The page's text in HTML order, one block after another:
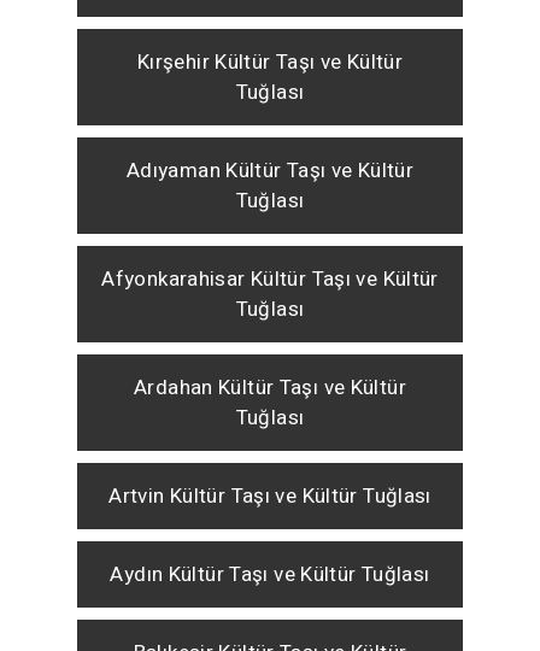
Kırşehir Kültür Taşı ve Kültür
Tuğlası
Adıyaman Kültür Taşı ve Kültür
Tuğlası
Afyonkarahisar Kültür Taşı ve Kültür
Tuğlası
Ardahan Kültür Taşı ve Kültür
Tuğlası
Artvin Kültür Taşı ve Kültür Tuğlası
Aydın Kültür Taşı ve Kültür Tuğlası